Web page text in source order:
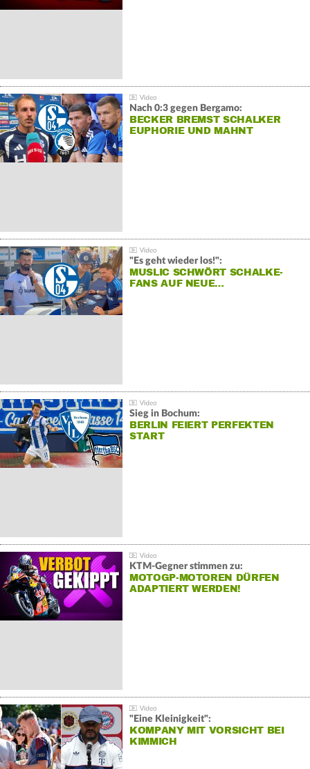
Nach 0:3 gegen Bergamo:
BECKER BREMST SCHALKER
EUPHORIE UND MAHNT
"Es geht wieder los!":
MUSLIC SCHWÖRT SCHALKE-
FANS AUF NEUE…
Sieg in Bochum:
BERLIN FEIERT PERFEKTEN
START
KTM-Gegner stimmen zu:
MOTOGP-MOTOREN DÜRFEN
ADAPTIERT WERDEN!
"Eine Kleinigkeit":
KOMPANY MIT VORSICHT BEI
KIMMICH